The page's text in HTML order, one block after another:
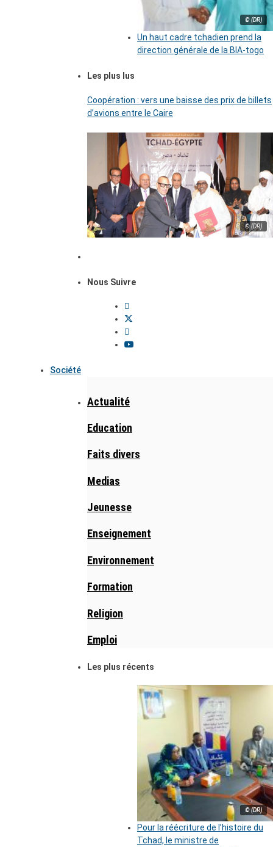
© (DR)
Un haut cadre tchadien prend la
direction générale de la BIA-togo
Les plus lus
Coopération : vers une baisse des prix de billets
d’avions entre le Caire
© (DR)
Nous Suivre
Société
Actualité
Education
Faits divers
Medias
Jeunesse
Enseignement
Environnement
Formation
Religion
Emploi
Les plus récents
© (DR)
Pour la réécriture de l’histoire du
Tchad, le ministre de